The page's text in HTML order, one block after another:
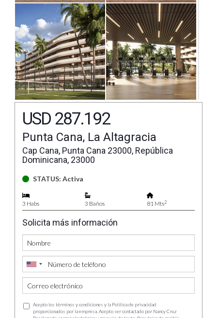
USD 287.192
Punta Cana, La Altagracia
Cap Cana, Punta Cana 23000, República
Dominicana, 23000
STATUS: Activa
3 Habs 3 Baños 81 Mts2
Solicita más información
Acepto los términos y condiciones y la Política de privacidad
proporcionados por la empresa. Acepto ser contactado por Nancy Cruz